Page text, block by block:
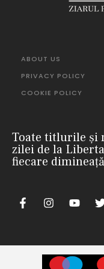
ABOUT US
PRIVACY POLICY
COOKIE POLICY
Toate titlurile și
zilei de la
fiecare